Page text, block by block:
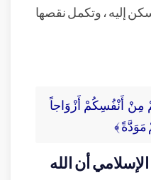
إليه ، وتكمل نقصها
مِنْ أَنْفُسِكُمْ أَزْوَاجاً
مَوَدَّةً ﴾
أن الله